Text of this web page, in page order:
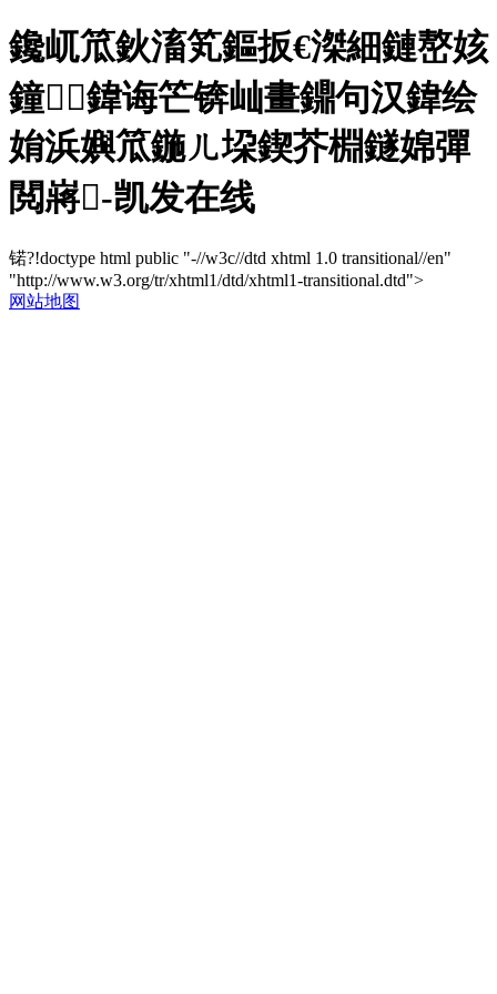
鑱屼笟鈥滀笂鏂扳€滐細鏈嶅姟
鐘┋鍏诲笀锛屾畫鐤句汉鍏绘
姢浜嬩笟鍦ㄦ垜鍥芥棩鐩婂彈
閲嶈-凯发在线
锘?!doctype html public "-//w3c//dtd xhtml 1.0 transitional//en"
"http://www.w3.org/tr/xhtml1/dtd/xhtml1-transitional.dtd">
网站地图